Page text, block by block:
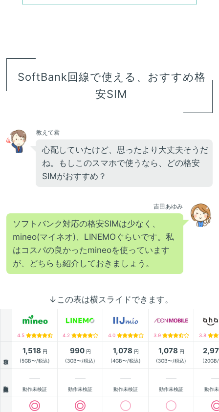
SoftBank回線で使える、おすすめ格
安SIM
教えて君
心配していたけど、思ったより大丈夫そうだ
ね。もしこのスマホで使うなら、どの格安
SIMがおすすめ？
吉田あゆみ
ソフトバンク対応の格安SIMは少なく、
mineo(マイネオ)、LINEMOぐらいです。私
はコスパの良かったmineoを使っています
が、どちらも紹介しておきましょう。
↓この表は横スライドできます。
4.5 4.2 4.0 3.9 3.8
1,518 円
(5GB〜/税込)
990円
(3GB〜/税込)
1,078 円
(4GB〜/税込)
1,078 円
(3GB〜/税込)
動作未検証 動作未検証 動作未検証 動作未検証 動作